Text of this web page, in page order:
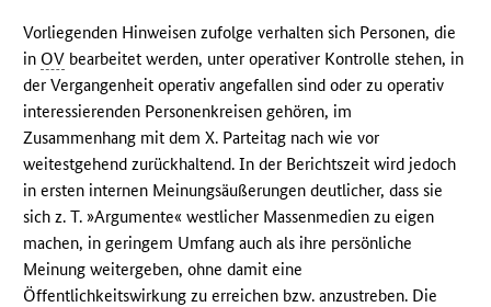
Vorliegenden Hinweisen zufolge verhalten sich Personen, die
in OV bearbeitet werden, unter operativer Kontrolle stehen, in
der Vergangenheit operativ angefallen sind oder zu operativ
interessierenden Personenkreisen gehören, im
Zusammenhang mit dem X. Parteitag nach wie vor
weitestgehend zurückhaltend. In der Berichtszeit wird jedoch
in ersten internen Meinungsäußerungen deutlicher, dass sie
sich z. T. »Argumente« westlicher Massenmedien zu eigen
machen, in geringem Umfang auch als ihre persönliche
Meinung weitergeben, ohne damit eine
Öffentlichkeitswirkung zu erreichen bzw. anzustreben. Die